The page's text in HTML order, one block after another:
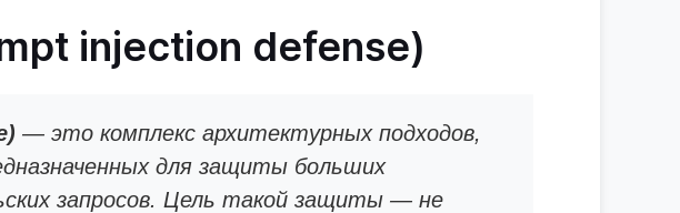
injection defense)
— это комплекс архитектурных подходов,
для защиты больших
запросов. Цель такой защиты — не